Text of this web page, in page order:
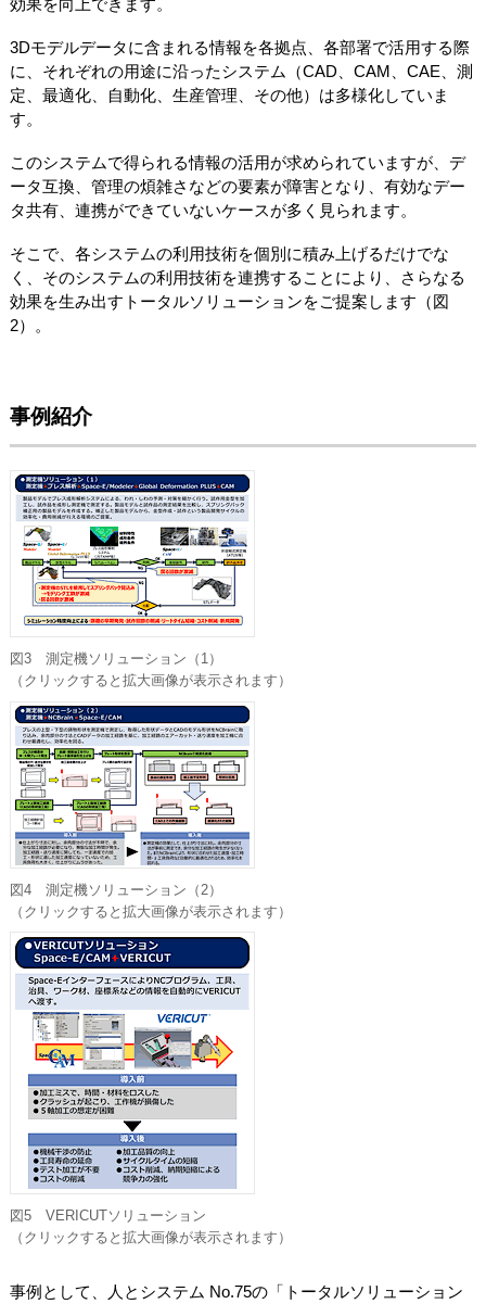
3Dモデルデータに含まれる情報を各拠点、各部署で活用する際
に、それぞれの用途に沿ったシステム（CAD、CAM、CAE、測
定、最適化、自動化、生産管理、その他）は多様化していま
す。
このシステムで得られる情報の活用が求められていますが、デ
ータ互換、管理の煩雑さなどの要素が障害となり、有効なデー
タ共有、連携ができていないケースが多く見られます。
そこで、各システムの利用技術を個別に積み上げるだけでな
く、そのシステムの利用技術を連携することにより、さらなる
効果を生み出すトータルソリューションをご提案します（図
2）。
事例紹介
図3 測定機ソリューション（1）
（クリックすると拡大画像が表示されます）
図4 測定機ソリューション（2）
（クリックすると拡大画像が表示されます）
図5 VERICUTソリューション
（クリックすると拡大画像が表示されます）
事例として、人とシステム No.75の「トータルソリューション